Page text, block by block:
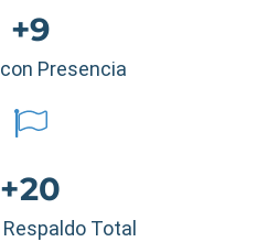
+9
Presencia
+20
Total